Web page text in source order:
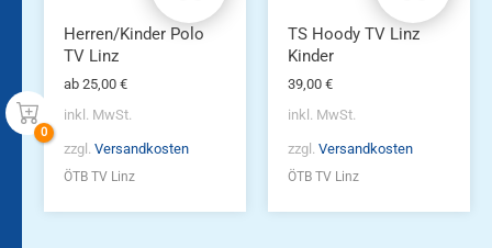
Produktseite
gewählt
werden
Herren/Kinder Polo
TV Linz
ab 25,00 €
inkl. MwSt.
zzgl. Versandkosten
ÖTB TV Linz
Produktseite
gewählt
werden
TS Hoody TV Linz
Kinder
39,00 €
inkl. MwSt.
zzgl. Versandkosten
ÖTB TV Linz